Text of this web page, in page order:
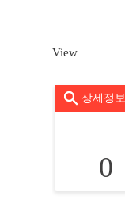
View
상세정
0